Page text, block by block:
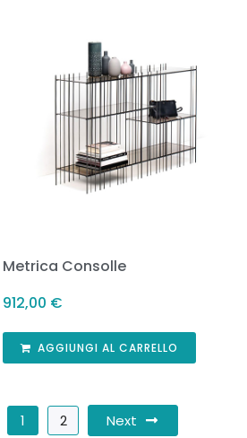
Metrica Consolle
912,00 €
AGGIUNGI AL CARRELLO
1 2 Next